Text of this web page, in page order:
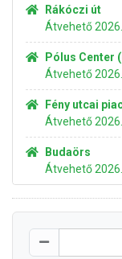
Rákóczi út
Átvehető
Pólus Center
Átvehető
Fény utcai
Átvehető
Budaörs
Átvehető